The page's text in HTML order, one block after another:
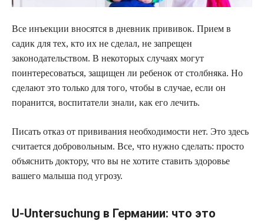
Все инъекции вносятся в дневник прививок. Прием в
садик для тех, кто их не сделал, не запрещен
законодательством. В некоторых случаях могут
поинтересоваться, защищен ли ребенок от столбняка. Но
сделают это только для того, чтобы в случае, если он
поранится, воспитатели знали, как его лечить.
Писать отказ от прививания необходимости нет. Это здесь
считается добровольным. Все, что нужно сделать: просто
объяснить доктору, что вы не хотите ставить здоровье
вашего малыша под угрозу.
U-Untersuchung в Германии: что это